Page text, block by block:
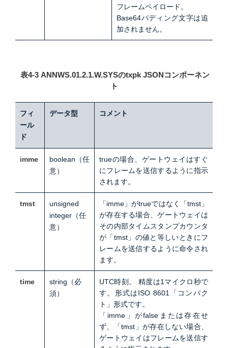
フレームペイロード。
Base64パディング文字は追
加されません。
表4-3 ANNWS.01.2.1.W.SYSのtxpk JSONコンポーネン
ト
フィ
ール
ド
データ型 コメント
imme boolean （任
意）
trueの場合、ゲートウェイはすぐ
にフレームを送信するように指示
されます。
tmst
unsigned
integer（任
意）
「imme」がtrueではなく「tmst」
が存在する場合、ゲートウェイは
その内部タイムスタンプカウンタ
が 「tmst」の値と等しいときにフ
レームを送信するように命令され
ます。
time
string（必
須）
UTC時刻。
精度は1マイクロ秒で
す。 形式はISO 8601「コンパク
ト」形式です。
「imme」がfalseまたは存在せ
ず、「tmst」が存在しない場合、
ゲートウェイはフレームを送信す